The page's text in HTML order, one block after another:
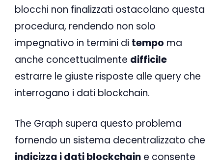
blocchi non finalizzati ostacolano questa
procedura, rendendo non solo
impegnativo in termini di tempo ma
anche concettualmente difficile
estrarre le giuste risposte alle query che
interrogano i dati blockchain.
The Graph supera questo problema
fornendo un sistema decentralizzato che
indicizza i dati blockchain e consente